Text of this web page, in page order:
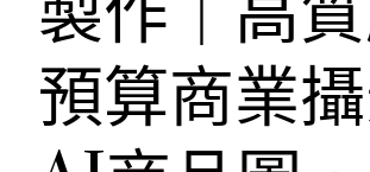
預算商業攝